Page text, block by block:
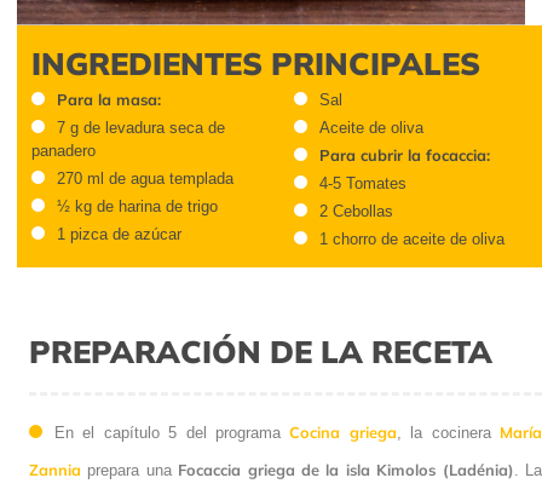
INGREDIENTES PRINCIPALES
Para la masa:
7 g de levadura seca de
panadero
270 ml de agua templada
½ kg de harina de trigo
1 pizca de azúcar
Sal
Aceite de oliva
Para cubrir la focaccia:
4-5 Tomates
2 Cebollas
1 chorro de aceite de oliva
PREPARACIÓN DE LA RECETA
En el capítulo 5 del programa Cocina griega, la cocineraMaría
Zannia prepara una Focaccia griega de la isla Kimolos (Ladénia). La